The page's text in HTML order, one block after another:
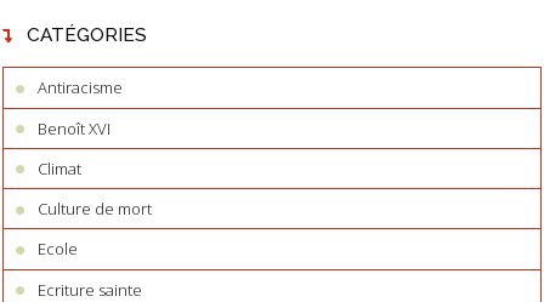
CATÉGORIES
Antiracisme
Benoît XVI
Climat
Culture de mort
Ecole
Ecriture sainte